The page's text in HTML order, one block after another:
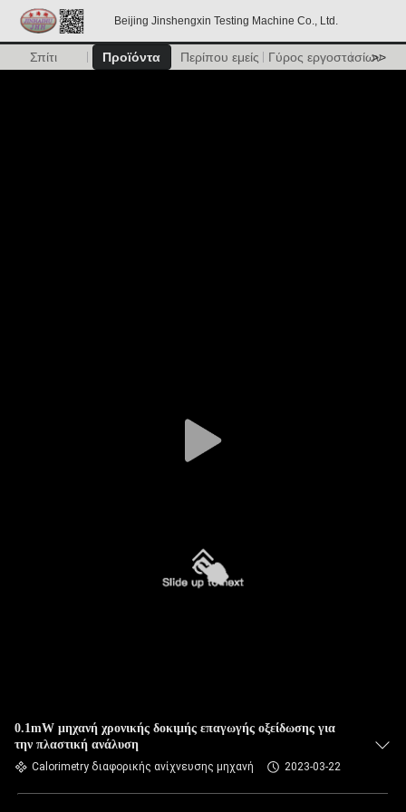
Beijing Jinshengxin Testing Machine Co., Ltd.
Σπίτι Προϊόντα Περίπου εμείς Γύρος εργοστασίων
>>
0.1mW μηχανή χρονικής δοκιμής επαγωγής οξείδωσης για
την πλαστική ανάλυση
Calorimetry διαφορικής ανίχνευσης μηχανή 2023-03-22